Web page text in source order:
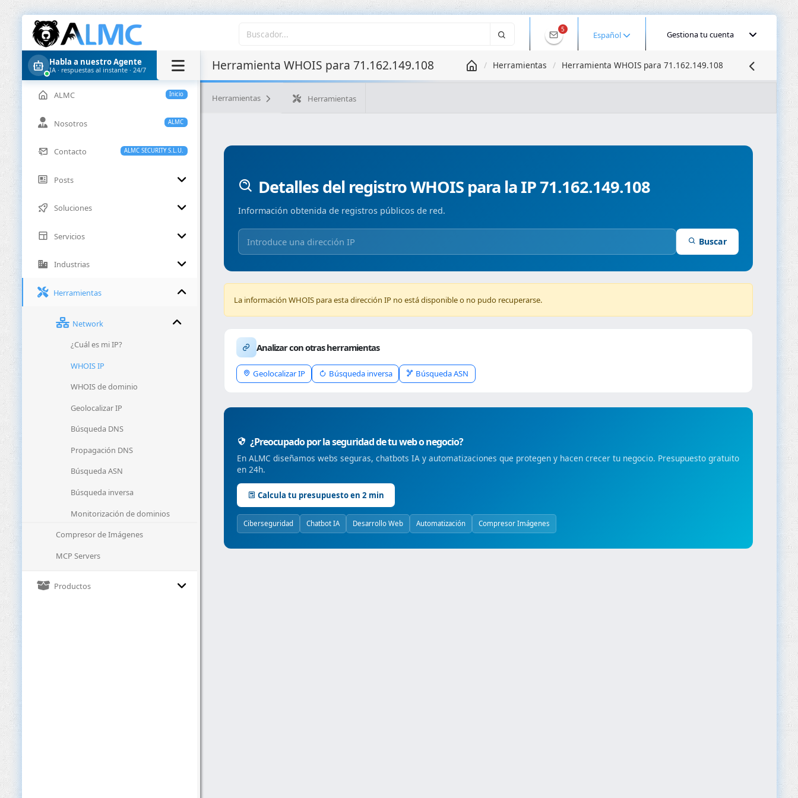
5
Español Gestiona tu cuenta
Habla a nuestro Agente
IA · respuestas al instante · 24/7
Inicio
ALMC
ALMC
Nosotros
ALMC SECURITY S.L.U.
Contacto
Posts
Soluciones
Servicios
Industrias
Herramientas
Network
¿Cuál es mi IP?
WHOIS IP
WHOIS de dominio
Geolocalizar IP
Búsqueda DNS
Propagación DNS
Búsqueda ASN
Búsqueda inversa
Monitorización de dominios
Compresor de Imágenes
MCP Servers
Productos
Herramienta WHOIS para 71.162.149.108 Herramientas Herramienta WHOIS para 71.162.149.108
Herramientas Herramientas
Detalles del registro WHOIS para la IP 71.162.149.108
Información obtenida de registros públicos de red.
Buscar
La información WHOIS para esta dirección IP no está disponible o no pudo recuperarse.
Analizar con otras herramientas
Geolocalizar IP Búsqueda inversa Búsqueda ASN
¿Preocupado por la seguridad de tu web o negocio?
En ALMC diseñamos webs seguras, chatbots IA y automatizaciones que protegen y hacen crecer tu negocio. Presupuesto gratuito
en 24h.
Calcula tu presupuesto en 2 min
Ciberseguridad Chatbot IA Desarrollo Web Automatización Compresor Imágenes